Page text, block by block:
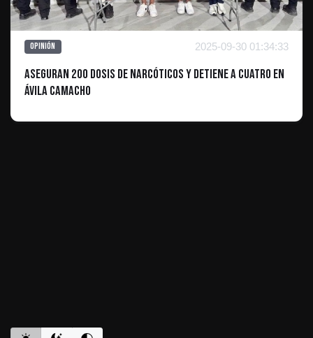
Opinión 2025-09-30 01:34:33
Aseguran 200 Dosis de Narcóticos y Detiene a Cuatro en
Ávila Camacho